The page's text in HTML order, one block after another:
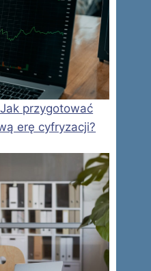
przygotować
erę cyfryzacji?